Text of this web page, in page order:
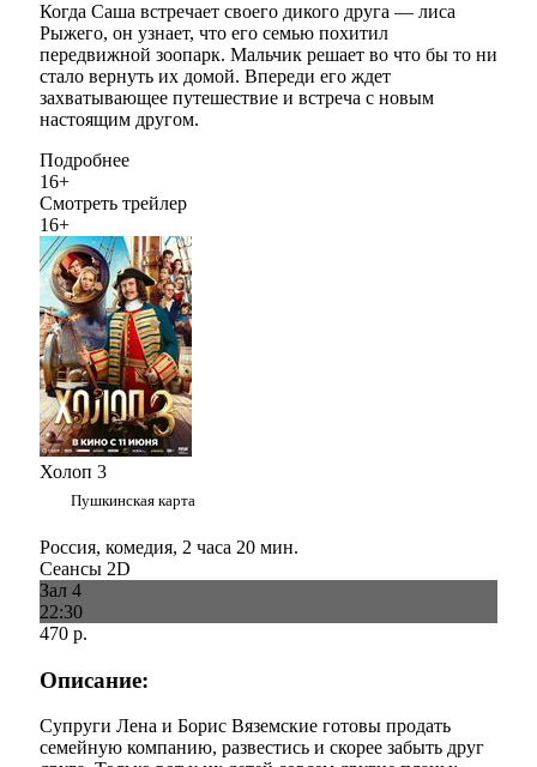
Когда Саша встречает своего дикого друга — лиса
Рыжего, он узнает, что его семью похитил
передвижной зоопарк. Мальчик решает во что бы то ни
стало вернуть их домой. Впереди его ждет
захватывающее путешествие и встреча с новым
настоящим другом.
Подробнее
16+
Смотреть трейлер
16+
Холоп 3
Пушкинская карта
Россия, комедия, 2 часа 20 мин.
Сеансы 2D
Зал 4
22:30
470 р.
Описание:
Супруги Лена и Борис Вяземские готовы продать
семейную компанию, развестись и скорее забыть друг